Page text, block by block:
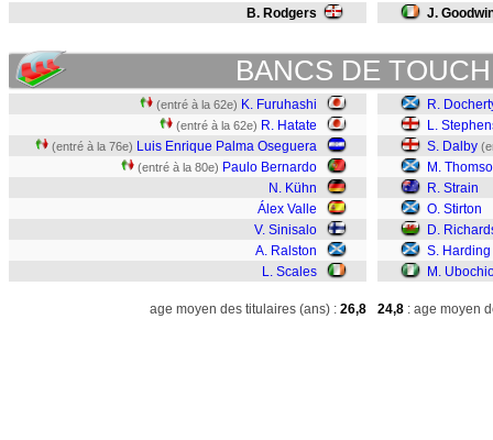
B. Rodgers J.
BANCS DE
(entré à la 62e) K. Furuhashi
(entré à la 62e) R. Hatate
(entré à la 76e) Luis Enrique Palma Oseguera
(entré à la 80e) Paulo Bernardo
N. Kühn
Álex Valle
V. Sinisalo
A. Ralston
L. Scales
R.
L.
S. Dalby
M.
R. Strain
O. Stirton
D.
S. Harding
M.
age moyen des titulaires (ans) : 26,8 24,8 : age moyen